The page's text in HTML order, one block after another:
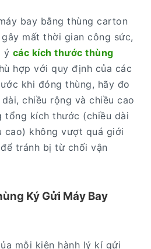
bay bằng thùng carton
mất thời gian công sức,
ý các kích thước thùng
hợp với quy định của các
khi đóng thùng, hãy đo
chiều rộng và chiều cao
tổng kích thước (chiều dài
cao) không vượt quá giới
tránh bị từ chối vận
Ký Gửi Máy Bay
mỗi kiện hành lý kí gửi